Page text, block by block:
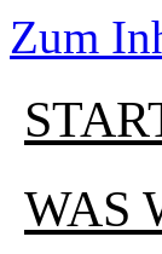
Zum
WAS